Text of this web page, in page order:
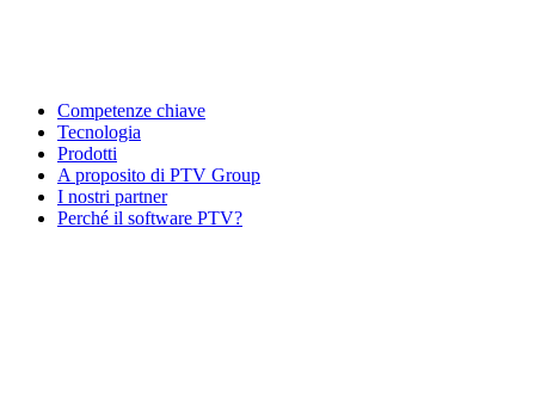
Competenze chiave
Tecnologia
Prodotti
A proposito di PTV Group
I nostri partner
Perché il software PTV?